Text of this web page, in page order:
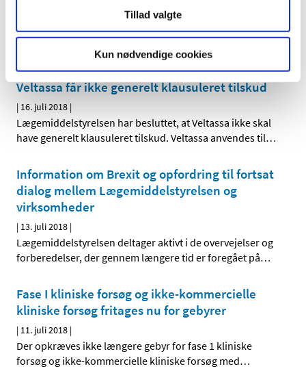
Tillad valgte
Kun nødvendige cookies
EU´s Bivirkningskomité (PRAC) har vedtaget nye
anbefalinger for brug af Xofigo til behandling af
Veltassa får ikke generelt klausuleret tilskud
| 16. juli 2018 |
Lægemiddelstyrelsen har besluttet, at Veltassa ikke skal
have generelt klausuleret tilskud. Veltassa anvendes til…
Information om Brexit og opfordring til fortsat
dialog mellem Lægemiddelstyrelsen og
virksomheder
| 13. juli 2018 |
Lægemiddelstyrelsen deltager aktivt i de overvejelser og
forberedelser, der gennem længere tid er foregået på…
Fase I kliniske forsøg og ikke-kommercielle
kliniske forsøg fritages nu for gebyrer
| 11. juli 2018 |
Der opkræves ikke længere gebyr for fase 1 kliniske
forsøg og ikke-kommercielle kliniske forsøg med…